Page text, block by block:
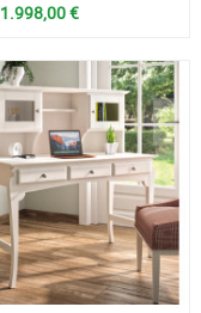
1.998,00 €